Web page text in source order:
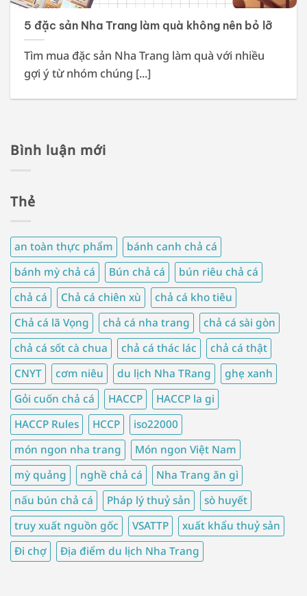
5 đặc sản Nha Trang làm quà không nên bỏ lỡ
Tìm mua đặc sản Nha Trang làm quà với nhiều
gợi ý từ nhóm chúng [...]
Bình luận mới
Thẻ
an toàn thực phẩm
bánh canh chả cá
bánh mỳ chả cá
Bún chả cá
bún riêu chả cá
chả cá
Chả cá chiên xù
chả cá kho tiêu
Chả cá lã Vọng
chả cá nha trang
chả cá sài gòn
chả cá sốt cà chua
chả cá thác lác
chả cá thật
CNYT
cơm niêu du lịch Nha TRang
ghẹ xanh
Gỏi cuốn chả cá
HACCP
HACCP la gi
HACCP Rules
HCCP
iso22000
món ngon nha trang
Món ngon Việt Nam
mỳ quảng
nghề chả cá
Nha Trang ăn gì
nấu bún chả cá
Pháp lý thuỷ sản
sò huyết
truy xuất nguồn gốc
VSATTP
xuất khẩu thuỷ sản
Đi chợ
Địa điểm du lịch Nha Trang